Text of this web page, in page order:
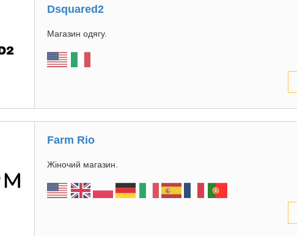
Dsquared2
Магазин одягу.
Farm Rio
Жіночий магазин.